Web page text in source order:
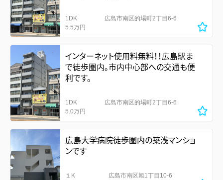
1DK
5.5万円
広島市南区的場町2丁目6-6
インターネット使用料無料！！広島駅ま
で徒歩圏内。市内中心部への交通も便
利です。
1DK
5.0万円
広島市南区的場町2丁目6-6
広島大学病院徒歩圏内の築浅マンショ
ンです
１K
広島市南区旭1丁目10-6